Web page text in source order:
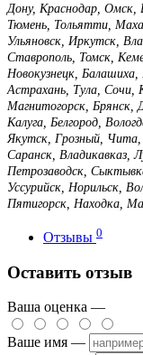
Дону, Краснодар, Омск,
Тюмень, Тольятти,
Ульяновск, Иркутск,
Ставрополь, Томск,
Новокузнецк,
Астрахань, Тула, Сочи,
Магнитогорск, Брянск,
Калуга, Белгород,
Якутск, Грозный, Чита,
Саранск, Владикавказ,
Петрозаводск,
Уссурийск, Норильск,
Пятигорск, Находка,
Отзывы 0
Оставить отзыв
Ваша оценка —
Ваше имя —